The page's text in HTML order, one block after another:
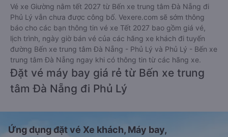
Vé xe Giường nằm tết 2027 từ Bến xe trung tâm Đà Nẵng đi
Phủ Lý vẫn chưa được công bố. Vexere.com sẽ sớm thông
báo cho các bạn thông tin vé xe Tết 2027 bao gồm giá vé,
lịch trình, ngày giờ bán vé của các hãng xe khách đi tuyến
đường Bến xe trung tâm Đà Nẵng - Phủ Lý và Phủ Lý - Bến xe
trung tâm Đà Nẵng ngay khi có thông tin từ các hãng xe.
Đặt vé máy bay giá rẻ từ Bến xe trung
tâm Đà Nẵng đi Phủ Lý
Ứng dụng đặt vé Xe khách, Máy bay,